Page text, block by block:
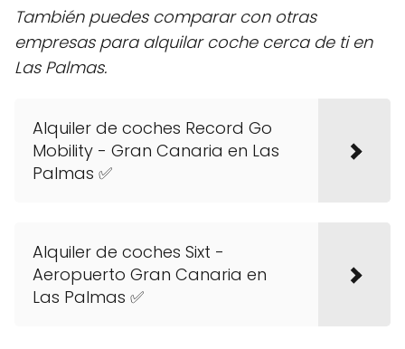
También puedes comparar con otras
empresas para alquilar coche cerca de ti en
Las Palmas.
Alquiler de coches Record Go
Mobility - Gran Canaria en Las
Palmas ✅
Alquiler de coches Sixt -
Aeropuerto Gran Canaria en
Las Palmas ✅